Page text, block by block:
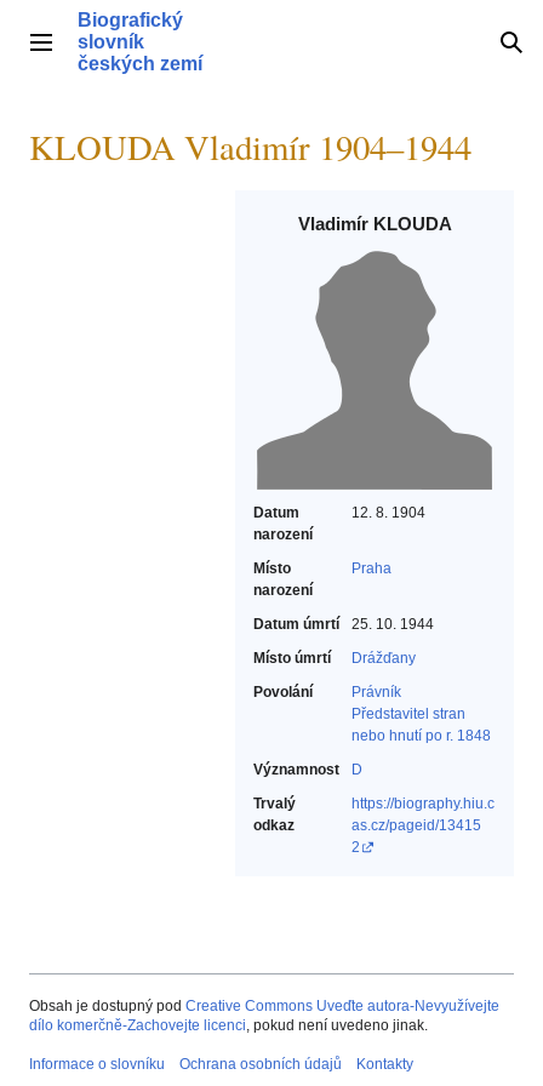
obsahHlavní menu
Biografický
slovník
českých zemí
KLOUDA Vladimír 1904–1944
Vladimír KLOUDA
Datum
narození
12. 8. 1904
Místo
narození
Praha
Datum úmrtí
25. 10. 1944
Místo úmrtí
Drážďany
Povolání
Právník‎
Představitel stran
nebo hnutí po r. 1848‎
Významnost
D
Trvalý
odkaz
https://biography.hiu.c
as.cz/pageid/13415
2
Obsah je dostupný pod Creative Commons Uveďte autora-Nevyužívejte
dílo komerčně-Zachovejte licenci, pokud není uvedeno jinak.
Informace o slovníku Ochrana osobních údajů Kontakty